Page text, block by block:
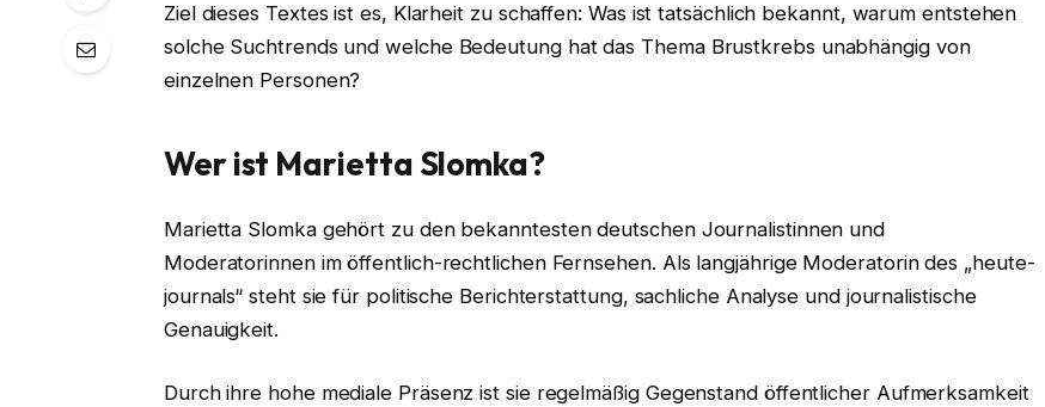
Ziel dieses Textes ist es, Klarheit zu schaffen: Was ist tatsächlich bekannt, warum entstehen
solche Suchtrends und welche Bedeutung hat das Thema Brustkrebs unabhängig von
einzelnen Personen?
Wer ist Marietta Slomka?
Marietta Slomka gehört zu den bekanntesten deutschen Journalistinnen und
Moderatorinnen im öffentlich-rechtlichen Fernsehen. Als langjährige Moderatorin des „heute-
journals“ steht sie für politische Berichterstattung, sachliche Analyse und journalistische
Genauigkeit.
Durch ihre hohe mediale Präsenz ist sie regelmäßig Gegenstand öffentlicher Aufmerksamkeit